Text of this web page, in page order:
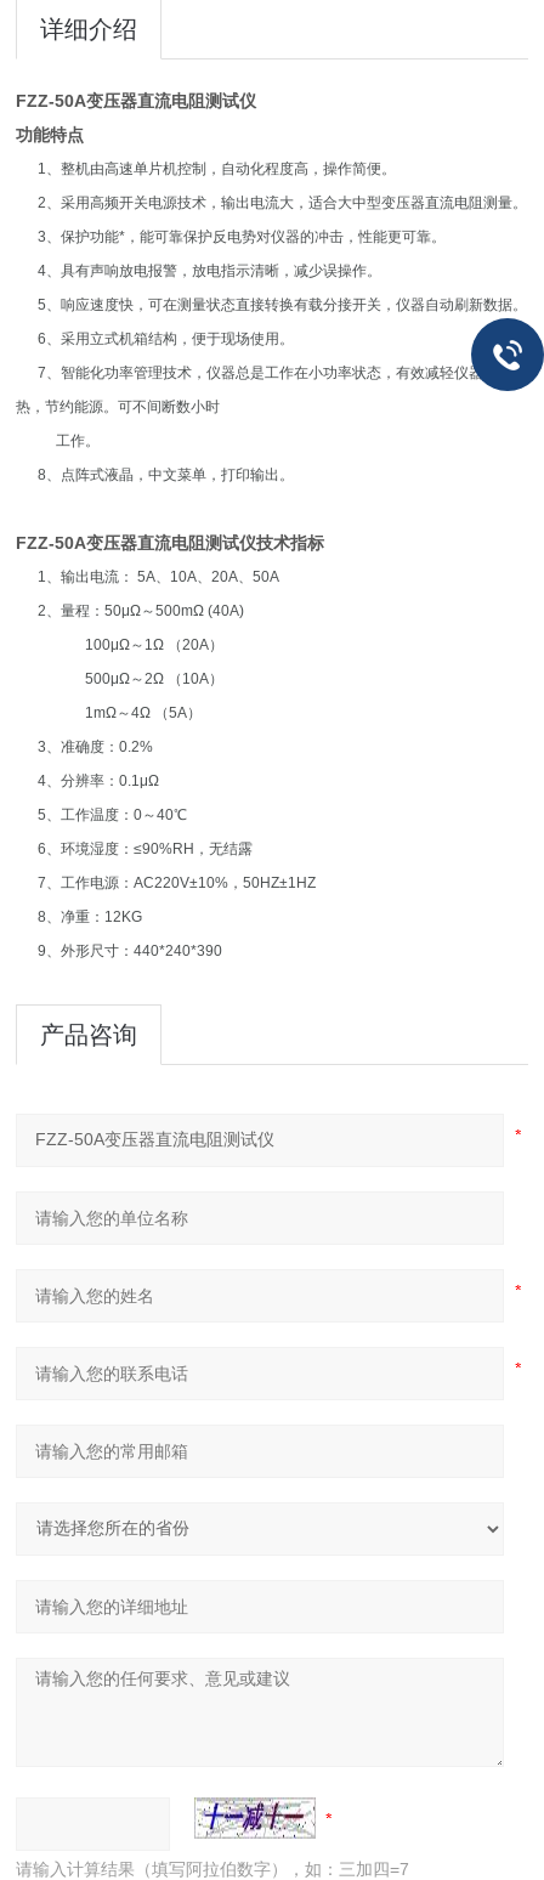
详细介绍
FZZ-50A变压器直流电阻测试仪
功能特点
1、整机由高速单片机控制，自动化程度高，操作简便。
2、采用高频开关电源技术，输出电流大，适合大中型变压器直流电阻测量。
3、保护功能*，能可靠保护反电势对仪器的冲击，性能更可靠。
4、具有声响放电报警，放电指示清晰，减少误操作。
5、响应速度快，可在测量状态直接转换有载分接开关，仪器自动刷新数据。
6、采用立式机箱结构，便于现场使用。
7、智能化功率管理技术，仪器总是工作在小功率状态，有效减轻仪器内部发
热，节约能源。可不间断数小时
工作。
8、点阵式液晶，中文菜单，打印输出。
FZZ-50A变压器直流电阻测试仪技术指标
1、输出电流： 5A、10A、20A、50A
2、量程：50μΩ～500mΩ (40A)
100μΩ～1Ω （20A）
500μΩ～2Ω （10A）
1mΩ～4Ω （5A）
3、准确度：0.2%
4、分辨率：0.1μΩ
5、工作温度：0～40℃
6、环境湿度：≤90%RH，无结露
7、工作电源：AC220V±10%，50HZ±1HZ
8、净重：12KG
9、外形尺寸：440*240*390
产品咨询
请输入计算结果（填写阿拉伯数字），如：三加四=7